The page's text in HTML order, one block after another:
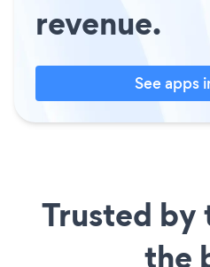
revenue.
See apps
Trusted by
the